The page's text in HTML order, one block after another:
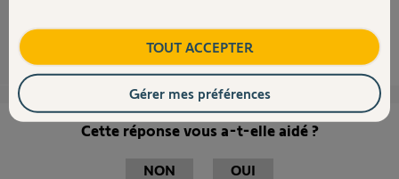
Alain P. il y a plus de 8 ans
Cette réponse vous a-t-elle aidé ?
NON OUI
TOUT ACCEPTER
Gérer mes préférences